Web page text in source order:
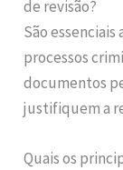
de revisão?
São
processos
documentos
justifiquem a
Quais os